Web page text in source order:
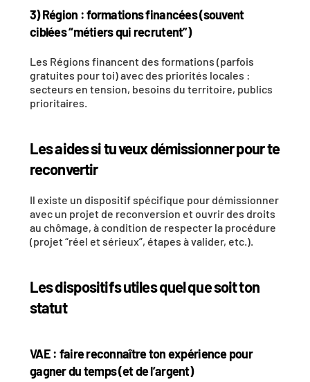
3) Région : formations financées (souvent
ciblées “métiers qui recrutent”)
Les Régions financent des formations (parfois
gratuites pour toi) avec des priorités locales :
secteurs en tension, besoins du territoire, publics
prioritaires.
Les aides si tu veux démissionner pour te
reconvertir
Il existe un dispositif spécifique pour démissionner
avec un projet de reconversion et ouvrir des droits
au chômage, à condition de respecter la procédure
(projet “réel et sérieux”, étapes à valider, etc.).
Les dispositifs utiles quel que soit ton
statut
VAE : faire reconnaître ton expérience pour
gagner du temps (et de l’argent)